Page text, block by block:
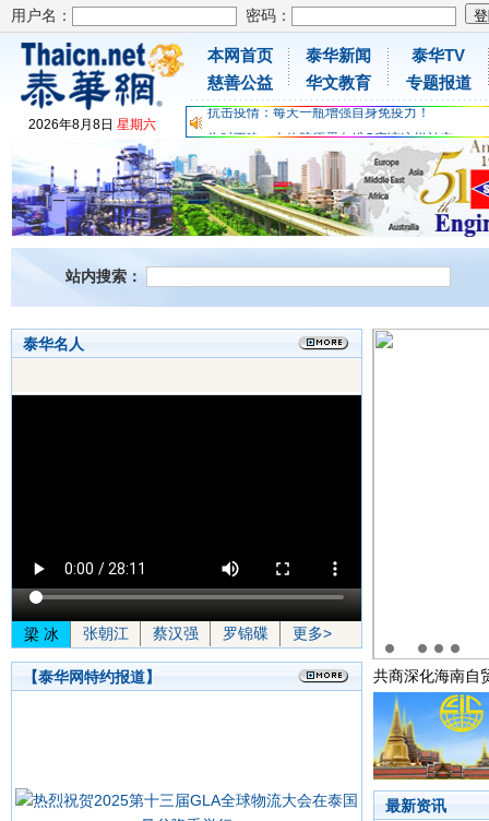
用户名： 密码：
2026年8月8日星期六
本网首页
慈善公益
泰华新闻
华文教育
泰华TV
专题报道
为时不晚，人体胶原蛋白维C应该这样补充
关爱儿童健康，免费领取日本原装尤妮佳超立体
抗击疫情：每天一瓶增强自身免疫力！
为时不晚，人体胶原蛋白维C应该这样补充
关爱儿童健康，免费领取日本原装尤妮佳超立体
抗击疫情：每天一瓶增强自身免疫力！
站内搜索：
泰华名人
梁 冰 张朝江 蔡汉强 罗锦碟 更多>
【泰华网特约报道】
强光临蔡总出席会议 就十一月钻禧庆典提出宝贵意 共商深化海南自
最新资讯